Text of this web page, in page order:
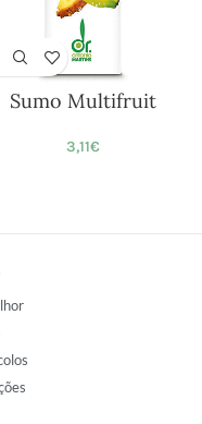
Sumo Multifruit
3,11€